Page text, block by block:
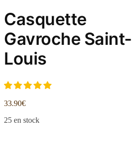
Casquette
Gavroche Saint-
Louis
33.90€
25 en stock